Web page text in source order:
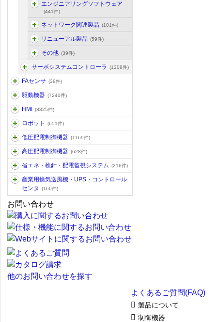
エンジニアリングソフトウェア
(441件)
ネットワーク関連製品 (101件)
リニューアル製品 (59件)
その他 (39件)
サーボシステムコントローラ (1208件)
FAセンサ (39件)
駆動機器 (7240件)
HMI (8325件)
ロボット (651件)
低圧配電制御機器 (1169件)
高圧配電制御機器 (628件)
省エネ・検針・配電監視システム (216件)
産業用換気送風機・UPS・コントロール
センタ
(160件)
お問い合わせ
他のお問い合わせを探す
よくあるご質問(FAQ)
製品について
制御機器